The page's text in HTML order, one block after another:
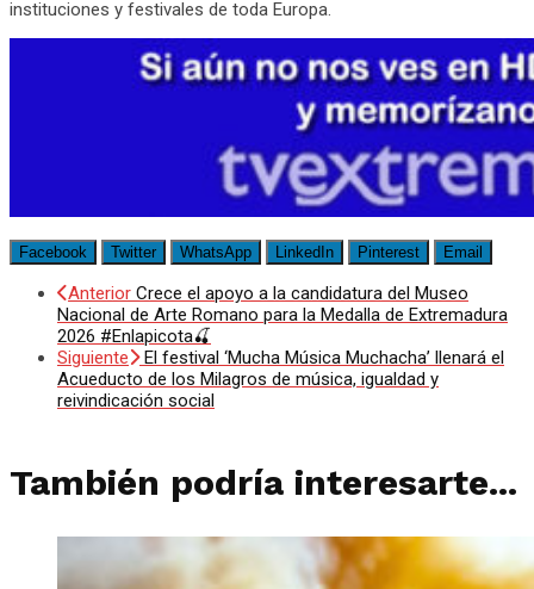
instituciones y festivales de toda Europa.
Facebook Twitter WhatsApp LinkedIn Pinterest Email
Anterior Crece el apoyo a la candidatura del Museo
Nacional de Arte Romano para la Medalla de Extremadura
2026 #Enlapicota🍒
Siguiente
El festival ‘Mucha Música Muchacha’ llenará el
Acueducto de los Milagros de música, igualdad y
reivindicación social
También podría interesarte...